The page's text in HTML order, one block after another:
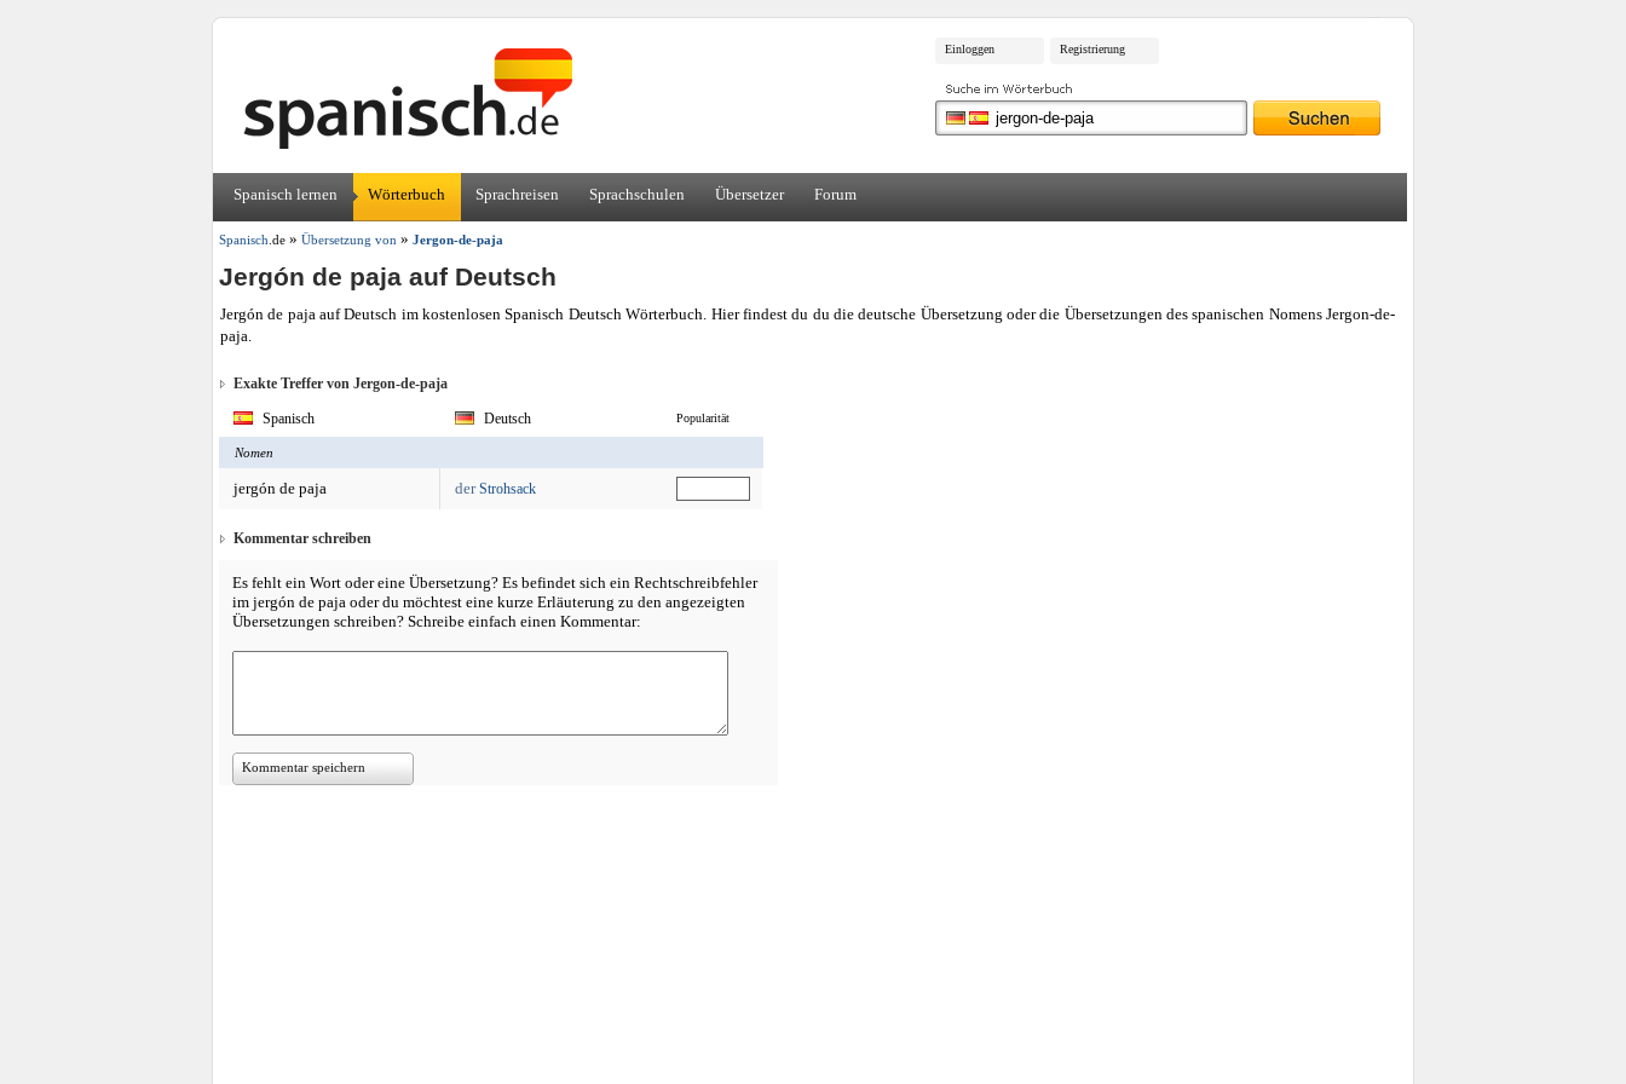
Einloggen Registrierung
Spanisch lernen Wörterbuch Sprachreisen Sprachschulen Übersetzer Forum
Spanisch .de » Übersetzung von » Jergon-de-paja
Jergón de paja auf Deutsch
Jergón de paja auf Deutsch im kostenlosen Spanisch Deutsch Wörterbuch. Hier findest du du die deutsche Übersetzung oder die Übersetzungen des spanischen Nomens Jergon-de-
paja.
Exakte Treffer von Jergon-de-paja
Spanisch Deutsch Popularität
Nomen
jergón de paja derStrohsack
Kommentar schreiben
Es fehlt ein Wort oder eine Übersetzung? Es befindet sich ein Rechtschreibfehler
im jergón de paja oder du möchtest eine kurze Erläuterung zu den angezeigten
Übersetzungen schreiben? Schreibe einfach einen Kommentar:
Kommentar speichern